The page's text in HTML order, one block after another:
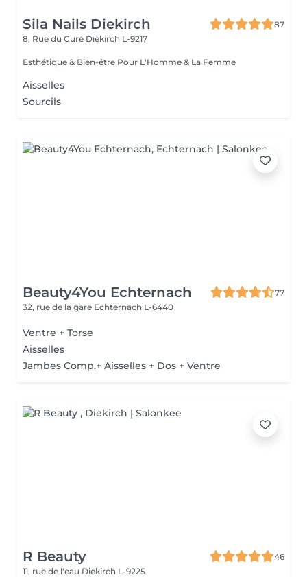
Sila Nails Diekirch
87
8, Rue du Curé Diekirch L-9217
Esthétique & Bien-être Pour L'Homme & La Femme
Aisselles
Sourcils
Beauty4You Echternach
77
32, rue de la gare Echternach L-6440
Ventre + Torse
Aisselles
Jambes Comp.+ Aisselles + Dos + Ventre
R Beauty
46
11, rue de l'eau Diekirch L-9225